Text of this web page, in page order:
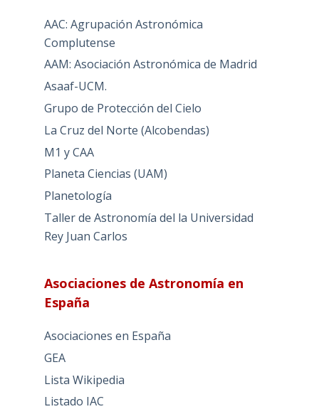
AAC: Agrupación Astronómica
Complutense
AAM: Asociación Astronómica de Madrid
Asaaf-UCM.
Grupo de Protección del Cielo
La Cruz del Norte (Alcobendas)
M1 y CAA
Planeta Ciencias (UAM)
Planetología
Taller de Astronomía del la Universidad
Rey Juan Carlos
Asociaciones de Astronomía en
España
Asociaciones en España
GEA
Lista Wikipedia
Listado IAC